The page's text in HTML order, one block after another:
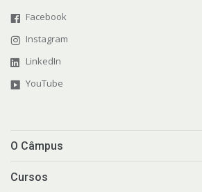
Facebook
Instagram
LinkedIn
YouTube
O Câmpus
Cursos